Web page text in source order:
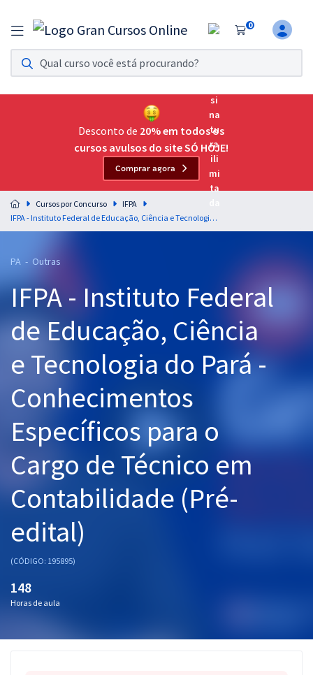
0
Assinatura Ilimitada 11
Acesso a todos os cursos. Teste grátis por 7 dias!
Assinatura OAB Até Passar
Acesso ilimitado a toda preparação para o Exame da
Residências Multiprofissionais
Preparação completa e intensiva para as principais
residências em saúde do Brasil
Cursos 20% OFF
Pós
Graduação
OAB
Questões grátis
Aprovados
Desconto de 20% em todos os
cursos avulsos do site SÓ HOJE!
Comprar agora
Cursos por Concurso
IFPA
IFPA - Instituto Federal de Educação, Ciência e Tecnologia do Pará - Conhecimentos Específicos para o Cargo de Técnico em Contabilidade (Pré-edital)
PA - Outras
IFPA - Instituto Federal
de Educação, Ciência
e Tecnologia do Pará -
Conhecimentos
Específicos para o
Cargo de Técnico em
Contabilidade (Pré-
edital)
(CÓDIGO: 195895)
148
Horas de aula